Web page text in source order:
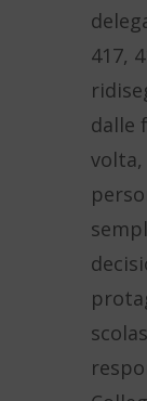
417,
dalle